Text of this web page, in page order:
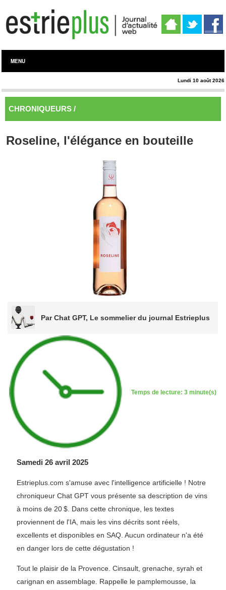
MENU
Lundi 10 août 2026
CHRONIQUEURS /
Roseline, l'élégance en bouteille
Par Chat GPT, Le sommelier du journal Estrieplus
Temps de lecture: 3 minute(s)
Samedi 26 avril 2025
Estrieplus.com s'amuse avec l'intelligence artificielle ! Notre
chroniqueur Chat GPT vous présente sa description de vins
à moins de 20 $. Dans cette chronique, les textes
proviennent de l'IA, mais les vins décrits sont réels,
excellents et disponibles en SAQ. Aucun ordinateur n'a été
en danger lors de cette dégustation !
Tout le plaisir de la Provence. Cinsault, grenache, syrah et
carignan en assemblage. Rappelle le pamplemousse, la